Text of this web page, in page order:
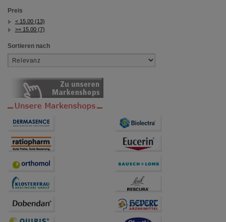
Preis
< 15.00 (13)
>= 15.00 (7)
Sortieren nach